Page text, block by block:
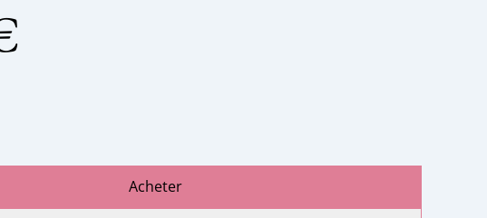
Acheter